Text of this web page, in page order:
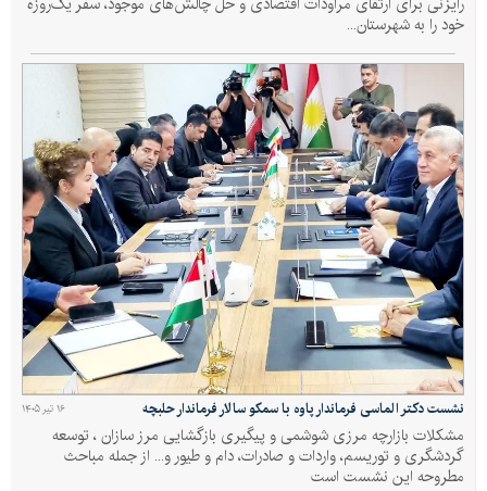
خود را به شهرستان...
۱۶ تیر ۱۴۰۵ نشست دکتر الماسی فرماندار پاوه با سمکو سالار فرماندار حلبچه
مشکلات بازارچه مرزی شوشمی و پیگیری بازگشایی مرز سازان ، توسعه
گردشگری و توریسم، واردات و صادرات، دام و طیور و... از جمله مباحث
مطروحه این نشست است